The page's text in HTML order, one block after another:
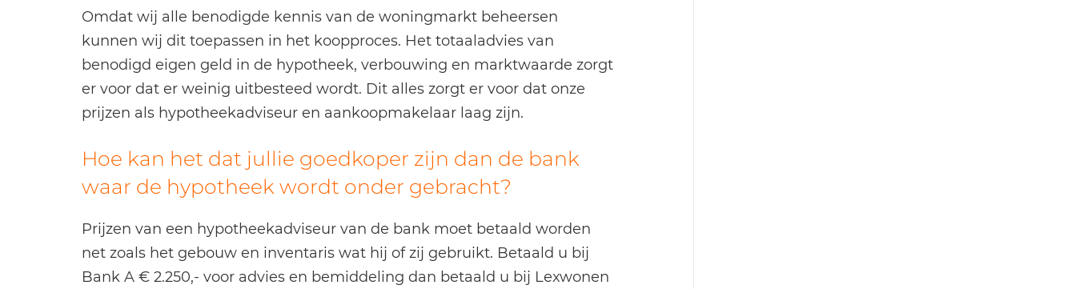
Omdat wij alle benodigde kennis van de woningmarkt beheersen
kunnen wij dit toepassen in het koopproces. Het totaaladvies van
benodigd eigen geld in de hypotheek, verbouwing en marktwaarde zorgt
er voor dat er weinig uitbesteed wordt. Dit alles zorgt er voor dat onze
prijzen als hypotheekadviseur en aankoopmakelaar laag zijn.
Hoe kan het dat jullie goedkoper zijn dan de bank
waar de hypotheek wordt onder gebracht?
Prijzen van een hypotheekadviseur van de bank moet betaald worden
net zoals het gebouw en inventaris wat hij of zij gebruikt. Betaald u bij
Bank A € 2.250,- voor advies en bemiddeling dan betaald u bij Lexwonen